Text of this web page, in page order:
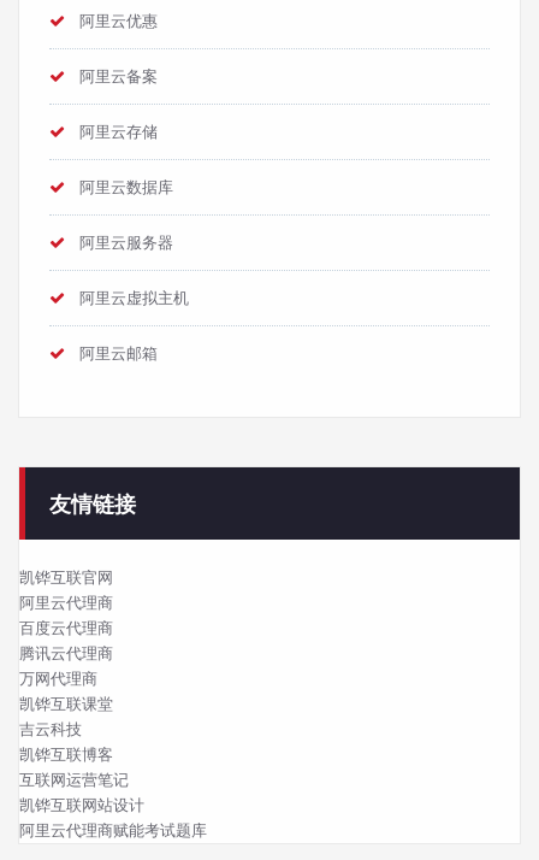
阿里云优惠
阿里云备案
阿里云存储
阿里云数据库
阿里云服务器
阿里云虚拟主机
阿里云邮箱
友情链接
凯铧互联官网
阿里云代理商
百度云代理商
腾讯云代理商
万网代理商
凯铧互联课堂
吉云科技
凯铧互联博客
互联网运营笔记
凯铧互联网站设计
阿里云代理商赋能考试题库